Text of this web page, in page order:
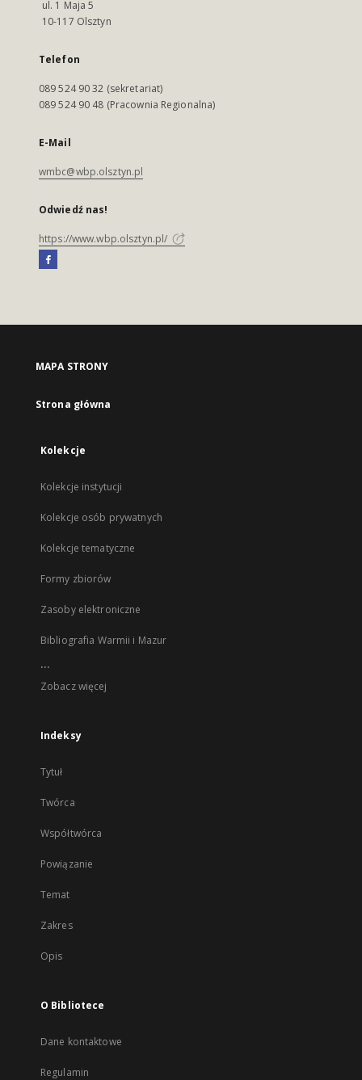
ul. 1 Maja 5
10-117 Olsztyn
Telefon
089 524 90 32 (sekretariat)
089 524 90 48 (Pracownia Regionalna)
E-Mail
wmbc@wbp.olsztyn.pl
Odwiedź nas!
https://www.wbp.olsztyn.pl/
MAPA STRONY
Strona główna
Kolekcje
Kolekcje instytucji
Kolekcje osób prywatnych
Kolekcje tematyczne
Formy zbiorów
Zasoby elektroniczne
Bibliografia Warmii i Mazur
...
Zobacz więcej
Indeksy
Tytuł
Twórca
Współtwórca
Powiązanie
Temat
Zakres
Opis
O Bibliotece
Dane kontaktowe
Regulamin